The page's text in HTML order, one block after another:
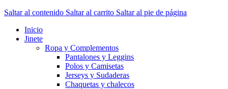
Saltar al contenido Saltar al carrito Saltar al pie de página
Inicio
Jinete
Ropa y Complementos
Pantalones y Leggins
Polos y Camisetas
Jerseys y Sudaderas
Chaquetas y chalecos